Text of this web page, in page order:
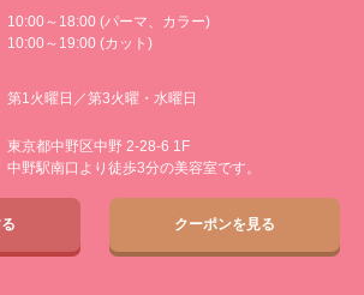
10:00～18:00 (パーマ、カラー)
10:00～19:00 (カット)
第1火曜日／第3火曜・水曜日
東京都中野区中野 2-28-6 1F
中野駅南口より徒歩3分の美容室です。
クーポンを見る